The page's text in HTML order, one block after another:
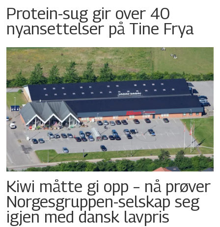
Protein-sug gir over 40
nyansettelser på Tine Frya
Kiwi måtte gi opp – nå prøver
Norgesgruppen-selskap seg
igjen med dansk lavpris